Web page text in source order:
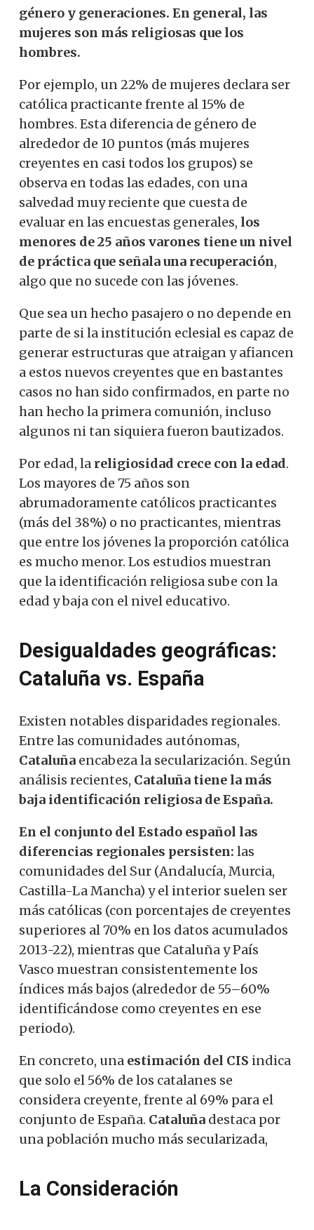
género y generaciones. En general, las
mujeres son más religiosas que los
hombres.
Por ejemplo, un 22% de mujeres declara ser
católica practicante frente al 15% de
hombres. Esta diferencia de género de
alrededor de 10 puntos (más mujeres
creyentes en casi todos los grupos) se
observa en todas las edades, con una
salvedad muy reciente que cuesta de
evaluar en las encuestas generales, los
menores de 25 años varones tiene un nivel
de práctica que señala una recuperación,
algo que no sucede con las jóvenes.
Que sea un hecho pasajero o no depende en
parte de si la institución eclesial es capaz de
generar estructuras que atraigan y afiancen
a estos nuevos creyentes que en bastantes
casos no han sido confirmados, en parte no
han hecho la primera comunión, incluso
algunos ni tan siquiera fueron bautizados.
Por edad, la religiosidad crece con la edad.
Los mayores de 75 años son
abrumadoramente católicos practicantes
(más del 38%) o no practicantes, mientras
que entre los jóvenes la proporción católica
es mucho menor. Los estudios muestran
que la identificación religiosa sube con la
edad y baja con el nivel educativo.
Desigualdades geográficas:
Cataluña vs. España
Existen notables disparidades regionales.
Entre las comunidades autónomas,
Cataluña encabeza la secularización. Según
análisis recientes, Cataluña tiene la más
baja identificación religiosa de España.
En el conjunto del Estado español las
diferencias regionales persisten: las
comunidades del Sur (Andalucía, Murcia,
Castilla-La Mancha) y el interior suelen ser
más católicas (con porcentajes de creyentes
superiores al 70% en los datos acumulados
2013-22), mientras que Cataluña y País
Vasco muestran consistentemente los
índices más bajos (alrededor de 55–60%
identificándose como creyentes en ese
periodo).
En concreto, una estimación del CIS indica
que solo el 56% de los catalanes se
considera creyente, frente al 69% para el
conjunto de España. Cataluña destaca por
una población mucho más secularizada,
La Consideración